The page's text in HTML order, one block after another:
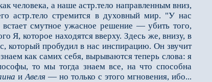
человека, а наше астр.тело направленным вниз,
астр.тело стремится в духовный мир. "У нас
смутное ужасное решение — убить того,
Я, которое находят­ся вверху. Здесь же, внизу, в
который пробудил в нас инспирацию. Он звучит
как самих себя, вырываются теперь слова: я
то мы то­гда знаем все, на что способна
иАвеля — но только с этого мгновения, ибо...